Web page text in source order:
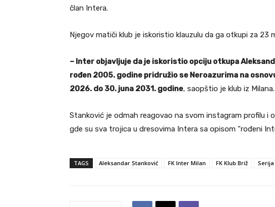
član Intera.
Njegov matiči klub je iskoristio klauzulu da ga otkupi za 23
– Inter objavljuje da je iskoristio opciju otkupa
rođen 2005. godine pridružio se Neroazurima na
2026. do 30. juna 2031. godine, saopštio je klub iz Milana.
Stanković je odmah reagovao na svom instagram profilu i
gde su sva trojica u dresovima Intera sa opisom “rođeni
TAGS Aleksandar Stanković FK Inter Milan FK Klub Briž Serija